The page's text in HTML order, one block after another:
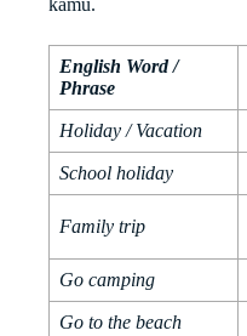
kamu.
English Word /
Phrase
Holiday / Vacation
School holiday
Family trip
Go camping
Go to the beach